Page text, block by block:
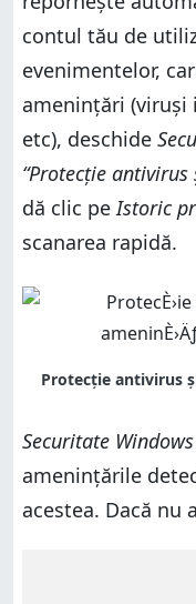
contul tău de
evenimentelor,
amenințări (viruși
etc), deschide
“Protecție
dă clic peIstoric
scanarea rapidă.
Securitate Windows
amenințările
acestea. Dacă nu